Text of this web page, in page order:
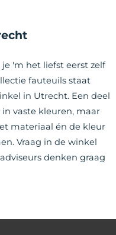
'm het liefst eerst zelf
fauteuils staat
in Utrecht. Een deel
vaste kleuren, maar
materiaal én de kleur
Vraag in de winkel
denken graag